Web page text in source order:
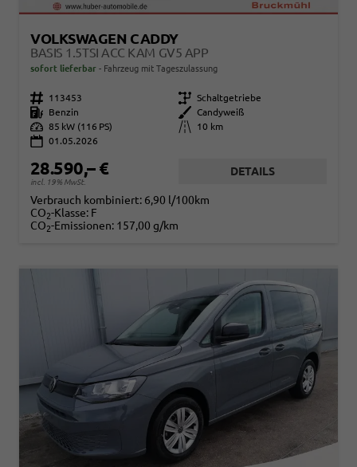
VOLKSWAGEN CADDY
BASIS 1.5TSI ACC KAM GV5 APP
sofort lieferbar Fahrzeug mit Tageszulassung
Fahrzeugnr. 113453 Getriebe Schaltgetriebe
Kraftstoff
Benzin Außenfarbe
Candyweiß
Leistung 85 kW (116 PS) Kilometerstand
10 km
01.05.2026
28.590,– €
incl. 19% MwSt.
DETAILS
Verbrauch kombiniert: 6,90 l/100km
CO2-Klasse: F
CO2-Emissionen: 157,00 g/km